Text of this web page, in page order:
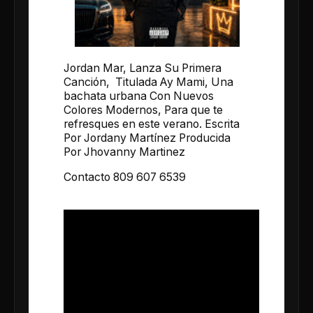
Jordan Mar, Lanza Su Primera
Canción, Titulada Ay Mami, Una
bachata urbana Con Nuevos
Colores Modernos, Para que te
refresques en este verano. Escrita
Por Jordany Martínez Producida
Por Jhovanny Martinez
Contacto 809 607 6539